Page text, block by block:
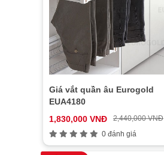
Giá vắt quần âu Eurogold
EUA4180
1,830,000 VNĐ
2,440,000 VNĐ
0 đánh giá